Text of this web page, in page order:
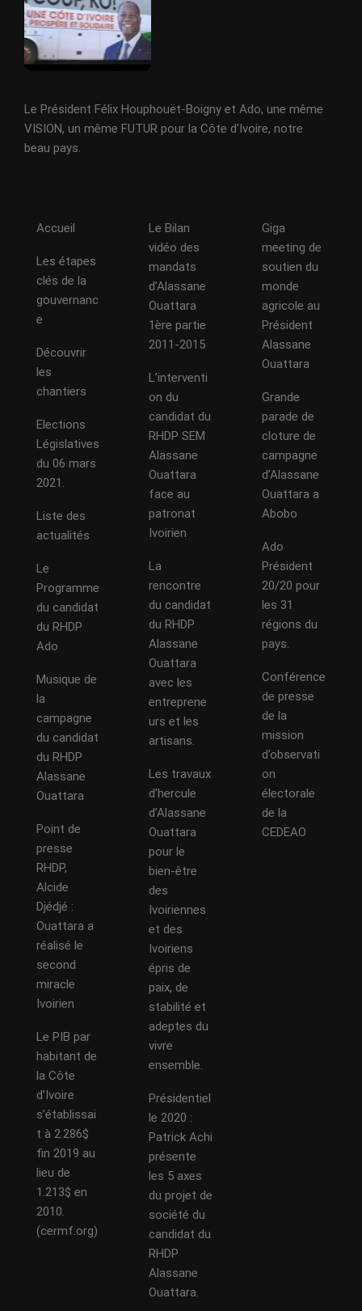
Le Président Félix Houphouët-Boigny et Ado, une même
VISION, un même FUTUR pour la Côte d'Ivoire, notre
beau pays.
Accueil
Les étapes
clés de la
gouvernanc
e
Découvrir
les
chantiers
Elections
Législatives
du 06 mars
2021.
Liste des
actualités
Le
Programme
du candidat
du RHDP
Ado
Musique de
la
campagne
du candidat
du RHDP
Alassane
Ouattara
Point de
presse
RHDP,
Alcide
Djédjé :
Ouattara a
réalisé le
second
miracle
Ivoirien
Le PIB par
habitant de
la Côte
d’Ivoire
s’établissai
t à 2.286$
fin 2019 au
lieu de
1.213$ en
2010.
(cermf.org)
Le Bilan
vidéo des
mandats
d’Alassane
Ouattara
1ère partie
2011-2015
L’interventi
on du
candidat du
RHDP SEM
Alassane
Ouattara
face au
patronat
Ivoirien
La
rencontre
du candidat
du RHDP
Alassane
Ouattara
avec les
entreprene
urs et les
artisans.
Les travaux
d’hercule
d’Alassane
Ouattara
pour le
bien-être
des
Ivoiriennes
et des
Ivoiriens
épris de
paix, de
stabilité et
adeptes du
vivre
ensemble.
Présidentiel
le 2020 :
Patrick Achi
présente
les 5 axes
du projet de
société du
candidat du
RHDP
Alassane
Ouattara.
Giga
meeting de
soutien du
monde
agricole au
Président
Alassane
Ouattara
Grande
parade de
cloture de
campagne
d’Alassane
Ouattara a
Abobo
Ado
Président
20/20 pour
les 31
régions du
pays.
Conférence
de presse
de la
mission
d’observati
on
électorale
de la
CEDEAO